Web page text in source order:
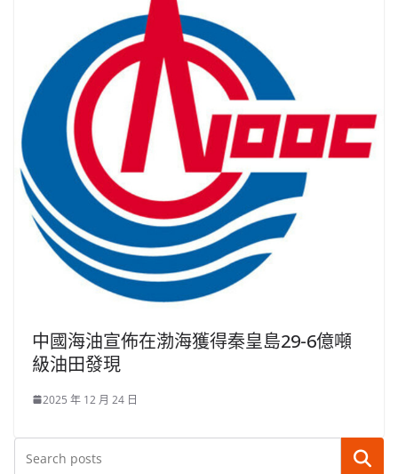
中國海油宣佈在渤海獲得秦皇島29-6億噸
級油田發現
2025 年 12 月 24 日
搜尋